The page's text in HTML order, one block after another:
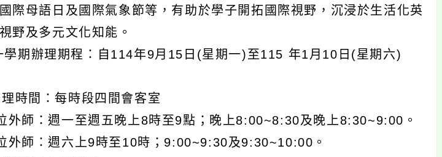
際母語日及國際氣象節等，有助於學子開拓國際視野，沉浸於生活化英
野及多元文化知能。
期辦理期程：自114年9月15日(星期一)至115 年1月10日(星期六)
間：每時段四間會客室
週一至週五晚上8時至9點；晚上8:00~8:30及晚上8:30~9:00。
：週六上9時至10時；9:00~9:30及9:30~10:00。